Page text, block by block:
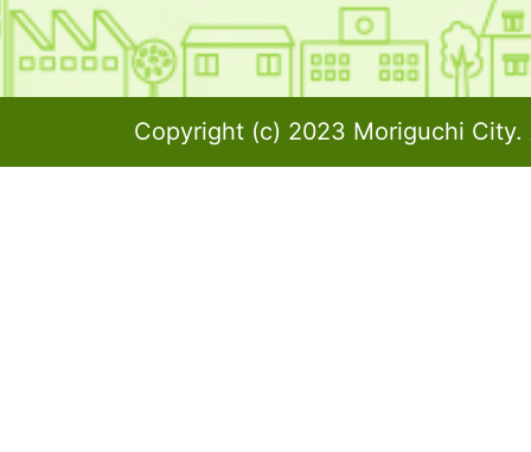
Copyright (c) 2023 Moriguchi City.